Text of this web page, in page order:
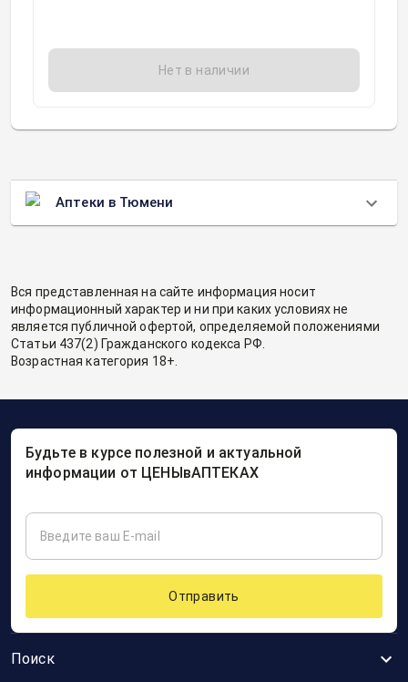
Нет в наличии
Аптеки в Тюмени
Вся представленная на сайте информация носит
информационный характер и ни при каких условиях не
является публичной офертой, определяемой положениями
Статьи 437(2) Гражданского кодекса РФ.
Возрастная категория 18+.
Поиск
Будьте в курсе полезной и актуальной
информации от ЦЕНЫвАПТЕКАХ
Отправить